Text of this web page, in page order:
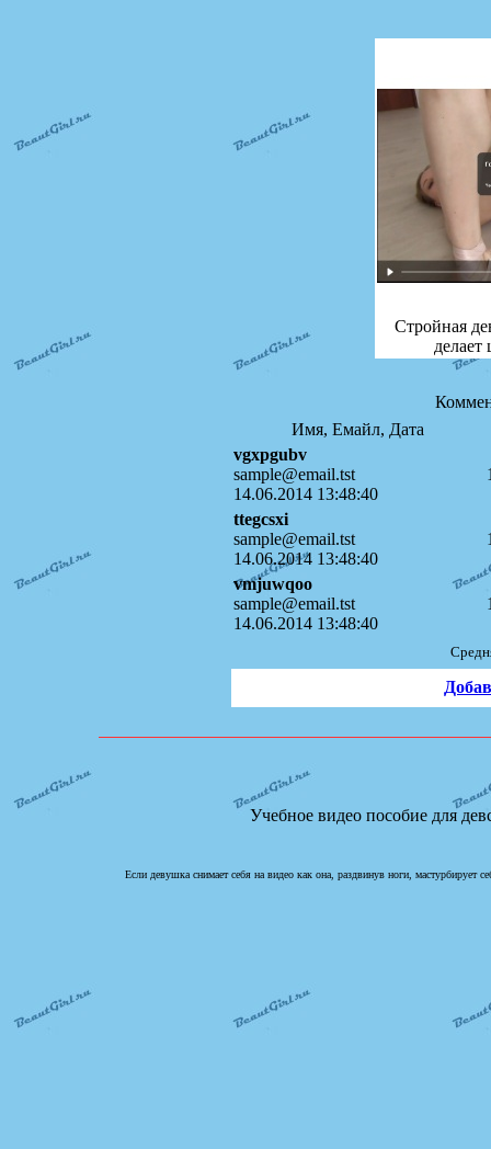
Стройная
делает
Имя, Емайл, Дата
vgxpgubv
sample@email.tst
14.06.2014 13:48:40
ttegcsxi
sample@email.tst
14.06.2014 13:48:40
vmjuwqoo
sample@email.tst
14.06.2014 13:48:40
Учебное видео пособие для
Если девушка снимает себя на видео как она, раздвинув ноги, мастурбирует